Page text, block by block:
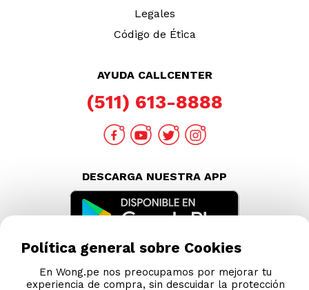
Legales
Código de Ética
AYUDA CALLCENTER
(511) 613-8888
DESCARGA NUESTRA APP
Política general sobre Cookies
En Wong.pe nos preocupamos por mejorar tu
experiencia de compra, sin descuidar la protección